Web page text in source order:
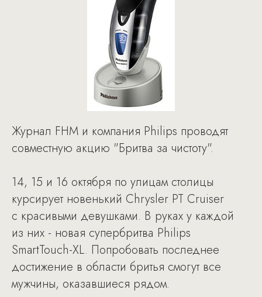
Журнал FHM и компания Philips проводят
совместную акцию "Бритва за чистоту".
14, 15 и 16 октября по улицам столицы
курсирует новенький Chrysler PT Cruiser
с красивыми девушками. В руках у каждой
из них - новая супербритва Philips
SmartTouch-XL. Попробовать последнее
достижение в области бритья смогут все
мужчины, оказавшиеся рядом.